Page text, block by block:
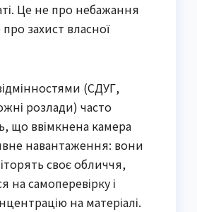
Це не про небажання
захист власної
(СДУГ,
розлади) часто
що ввімкнена камера
навантаження: вони
своє обличчя,
на самоперевірку і
на матеріалі.